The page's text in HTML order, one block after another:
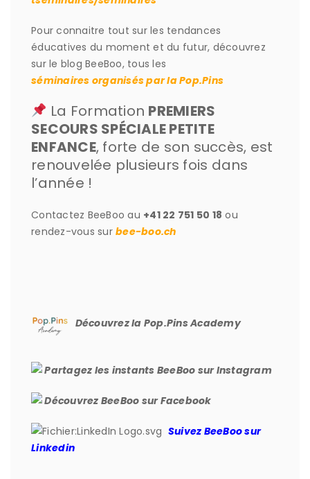
Pour connaitre tout sur les tendances
éducatives du moment et du futur, découvrez
sur le blog BeeBoo, tous les
séminaires organisés par la Pop.Pins
La Formation PREMIERS
SECOURS SPÉCIALE PETITE
ENFANCE, forte de son succès, est
renouvelée plusieurs fois dans
l’année !
Contactez BeeBoo au +41 22 751 50 18 ou
rendez-vous sur bee-boo.ch
Découvrez la Pop.Pins Academy
Partagez les instants BeeBoo sur Instagram
Découvrez BeeBoo sur Facebook
Suivez BeeBoo sur
Linkedin